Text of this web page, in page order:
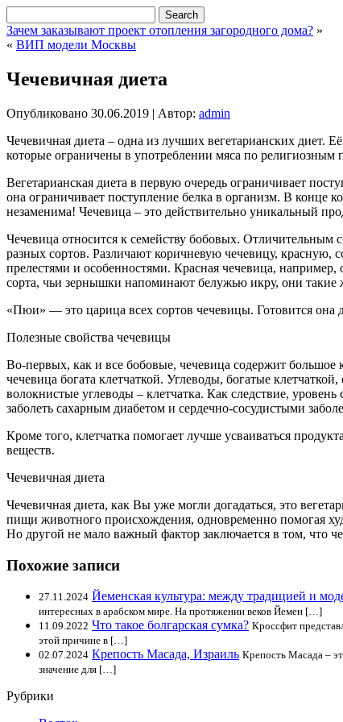
Зачем заказывают проект отопления загородного дома? »
« ВИП модели Москвы
Чечевичная диета
Опубликовано 30.06.2019 | Автор: admin
Чечевичная диета – одна из лучших вегетарианских диет.
которые ограничены в употреблении мяса по
Вегетарианская диета в первую очередь ограничивает
она ограничивает поступление белка в организм. В конце
незаменима! Чечевица – это действительно уникальный
Чечевица относится к семейству бобовых. Отличительным
разных сортов. Различают коричневую чечевицу, красную,
прелестями и особенностями. Красная чечевица,
сорта, чьи зернышки напоминают белужью икру, они такие
«Пюи» — это царица всех сортов чечевицы. Готовится она
Полезные свойства чечевицы
Во-первых, как и все бобовые, чечевица содержит
чечевица богата клетчаткой. Углеводы, богатые
волокнистые углеводы – клетчатка. Как следствие,
заболеть сахарным диабетом и сердечно-сосудистыми
Кроме того, клетчатка помогает лучше усваиваться
веществ.
Чечевичная диета
Чечевичная диета, как Вы уже могли догадаться, это
пищи животного происхождения, одновременно помогая
Но другой не мало важный фактор заключается в том, что
Похожие записи
27.11.2024 Йеменская культура: между традицией и
интересных в арабском мире. На протяжении веков Йемен […]
11.09.2022 Что такое болгарская сумка? Кроссфит
этой причине в […]
02.07.2024 Крепость Масада, Израиль Крепость Масада –
значение для […]
Рубрики